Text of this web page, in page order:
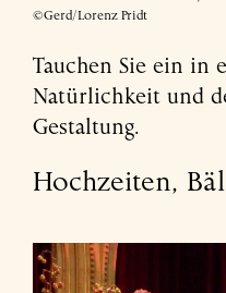
©Gerd/Lorenz Pridt
Tauchen Sie ein in
Natürlichkeit und
Gestaltung.
Hochzeiten,